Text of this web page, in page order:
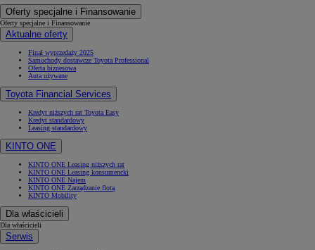
Oferty specjalne i Finansowanie
Oferty specjalne i Finansowanie
Aktualne oferty
Finał wyprzedaży 2025
Samochody dostawcze Toyota Professional
Oferta biznesowa
Auta używane
Toyota Financial Services
Kredyt niższych rat Toyota Easy
Kredyt standardowy
Leasing standardowy
KINTO ONE
KINTO ONE Leasing niższych rat
KINTO ONE Leasing konsumencki
KINTO ONE Najem
KINTO ONE Zarządzanie flotą
KINTO Mobility
Dla właścicieli
Dla właścicieli
Serwis